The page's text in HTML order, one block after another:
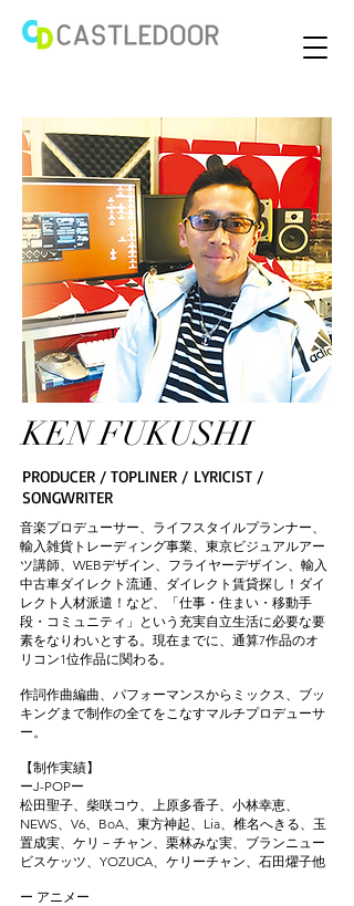
KEN FUKUSHI
PRODUCER / TOPLINER / LYRICIST /
SONGWRITER
音楽プロデューサー、ライフスタイルプランナー、
輸入雑貨トレーディング事業、東京ビジュアルアー
ツ講師、WEBデザイン、フライヤーデザイン、輸入
中古車ダイレクト流通、ダイレクト賃貸探し！ダイ
レクト人材派遣！など、「仕事・住まい・移動手
段・コミュニティ」という充実自立生活に必要な要
素をなりわいとする。現在までに、通算7作品のオ
リコン1位作品に関わる。
作詞作曲編曲、パフォーマンスからミックス、ブッ
キングまで制作の全てをこなすマルチプロデューサ
ー。
【制作実績】
ーJ-POPー
松田聖子、柴咲コウ、上原多香子、小林幸恵、
NEWS、V6、BoA、東方神起、Lia、椎名へきる、玉
置成実、ケリ－チャン、栗林みな実、ブランニュー
ビスケッツ、YOZUCA、ケリーチャン、石田燿子他
ー アニメー